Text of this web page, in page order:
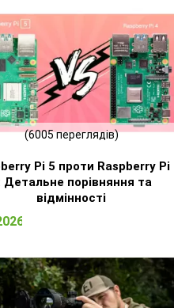
(6005 переглядів)
Pi 5 проти Raspberry Pi
Детальне порівняння та
відмінності
13:13